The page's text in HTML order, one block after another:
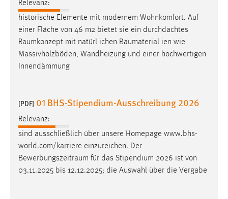
Relevanz:
historische Elemente mit modernem Wohnkomfort. Auf
einer Fläche von 46 m2 bietet sie ein durchdachtes
Raumkonzept mit natürl ichen Baumaterial ien wie
Massivholzböden, Wandheizung und einer hochwertigen
Innendämmung
[PDF] 01 BHS-Stipendium-Ausschreibung 2026
Relevanz:
sind ausschließlich über unsere Homepage www.bhs-
world.com/karriere einzureichen. Der
Bewerbungszeitraum für das Stipendium 2026 ist von
03.11.2025 bis 12.12.2025; die Auswahl über die Vergabe